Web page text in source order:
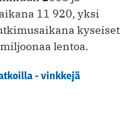
11 920, yksi
kyseiset
lentoa.
‑ vinkkejä